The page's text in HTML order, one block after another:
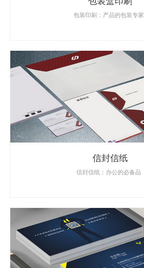
包装印刷：产品的包装专家
信封信纸
信封信纸：办公的必备品